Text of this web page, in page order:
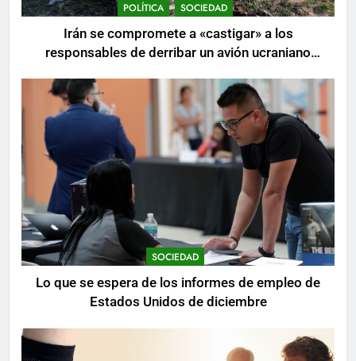
POLÍTICA SOCIEDAD
Irán se compromete a «castigar» a los
responsables de derribar un avión ucraniano
SOCIEDAD
Lo que se espera de los informes de empleo de
Estados Unidos de diciembre